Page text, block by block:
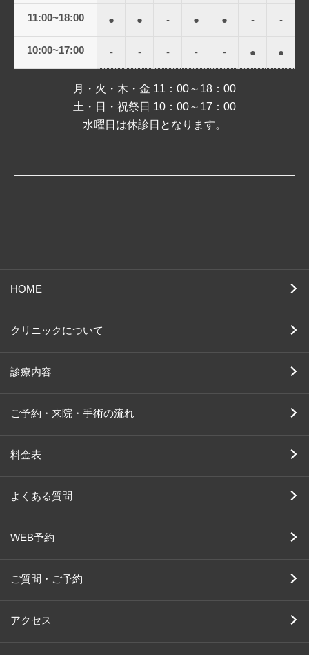
11:00~18:00 ● ● - ● ● - -
10:00~17:00 - - - - - ● ●
月・火・木・金 11：00～18：00
土・日・祝祭日 10：00～17：00
水曜日は休診日となります。
HOME
クリニックについて
診療内容
ご予約・来院・手術の流れ
料金表
よくある質問
WEB予約
ご質問・ご予約
アクセス